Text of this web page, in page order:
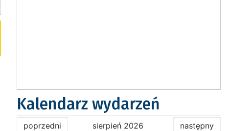
Kalendarz wydarzeń
poprzedni sierpień 2026 następny